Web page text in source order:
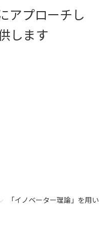
アプローチし
します
「イノベーター理論」を用